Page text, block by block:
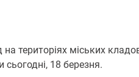
територіях міських
сьогодні, 18 березня.